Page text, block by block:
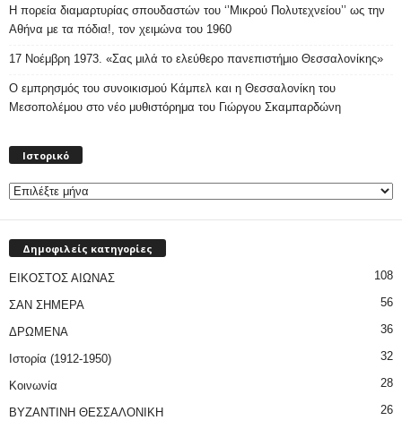
Η πορεία διαμαρτυρίας σπουδαστών του ‘’Μικρού Πολυτεχνείου’’ ως την
Αθήνα με τα πόδια!, τον χειμώνα του 1960
17 Νοέμβρη 1973. «Σας μιλά το ελεύθερο πανεπιστήμιο Θεσσαλονίκης»
Ο εμπρησμός του συνοικισμού Κάμπελ και η Θεσσαλονίκη του
Μεσοπολέμου στο νέο μυθιστόρημα του Γιώργου Σκαμπαρδώνη
Ιστορικό
Δημοφιλείς κατηγορίες
ΕΙΚΟΣΤΟΣ ΑΙΩΝΑΣ 108
ΣΑΝ ΣΗΜΕΡΑ 56
ΔΡΩΜΕΝΑ 36
Ιστορία (1912-1950) 32
Κοινωνία 28
ΒΥΖΑΝΤΙΝΗ ΘΕΣΣΑΛΟΝΙΚΗ 26